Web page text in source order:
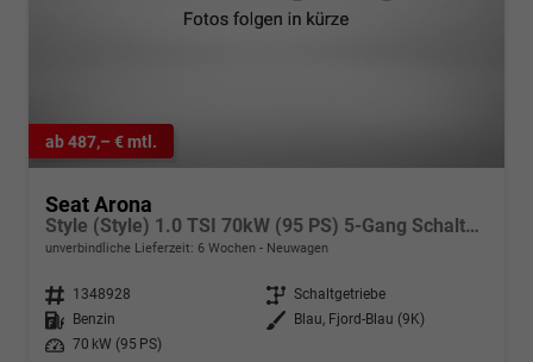
ab 487,– € mtl.
Seat Arona
Style (Style) 1.0 TSI 70kW (95 PS) 5-Gang Schaltgetriebe
unverbindliche Lieferzeit: 6 Wochen Neuwagen
Fahrzeugnr. 1348928 Getriebe Schaltgetriebe
Kraftstoff
Benzin Außenfarbe
Blau, Fjord-Blau (9K)
Leistung
70 kW (95 PS)